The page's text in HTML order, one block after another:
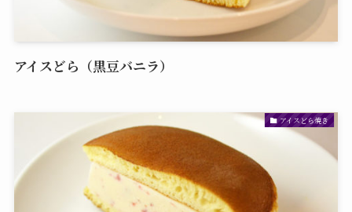
アイスどら（黒豆バニラ）
アイスどら焼き